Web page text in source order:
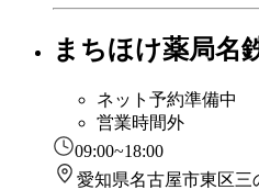
まちほけ薬局名
ネット予約準備中
営業時間外
09:00~18:00
愛知県名古屋市東区三